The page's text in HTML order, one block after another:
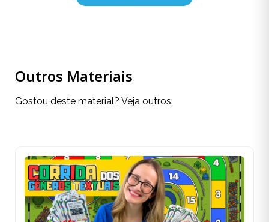
Outros Materiais
Gostou deste material? Veja outros: